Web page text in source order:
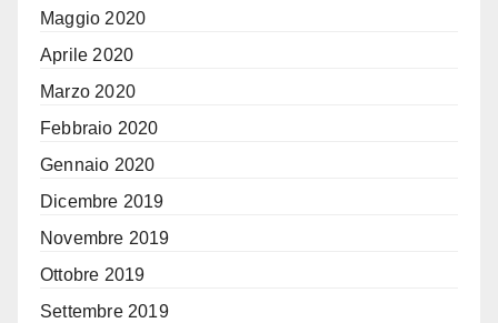
Maggio 2020
Aprile 2020
Marzo 2020
Febbraio 2020
Gennaio 2020
Dicembre 2019
Novembre 2019
Ottobre 2019
Settembre 2019